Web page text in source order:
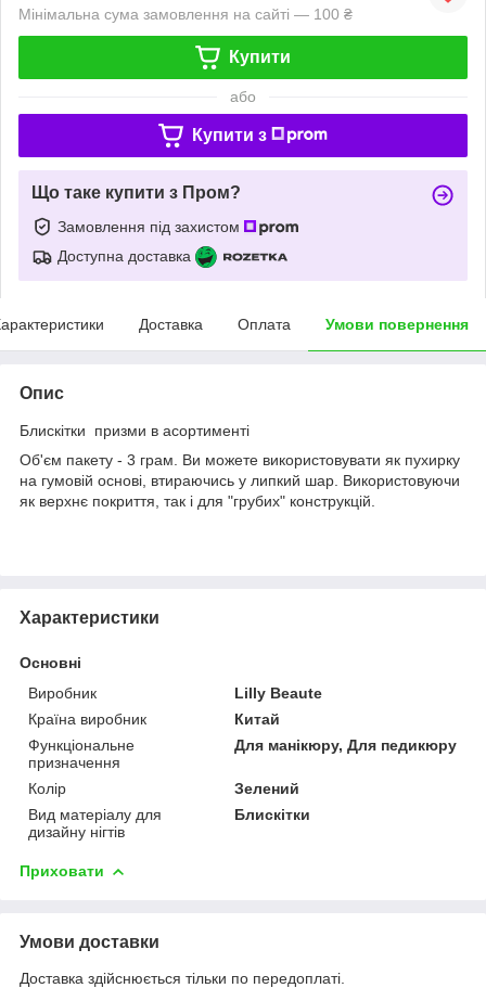
Мінімальна сума замовлення на сайті — 100 ₴
Купити
або
Купити з
Що таке купити з Пром?
Замовлення під захистом
Доступна доставка
Доставка Оплата Умови повернення
Опис
Блискітки призми в асортименті
Об'єм пакету - 3 грам. Ви можете використовувати як пухирку
на гумовій основі, втираючись у липкий шар. Використовуючи
як верхнє покриття, так і для "грубих" конструкцій.
Характеристики
Основні
Виробник
Lilly Beaute
Країна виробник
Китай
Функціональне
призначення
Для манікюру, Для педикюру
Колір
Зелений
Вид матеріалу для
дизайну нігтів
Блискітки
Приховати
Умови доставки
Доставка здійснюється тільки по передоплаті.